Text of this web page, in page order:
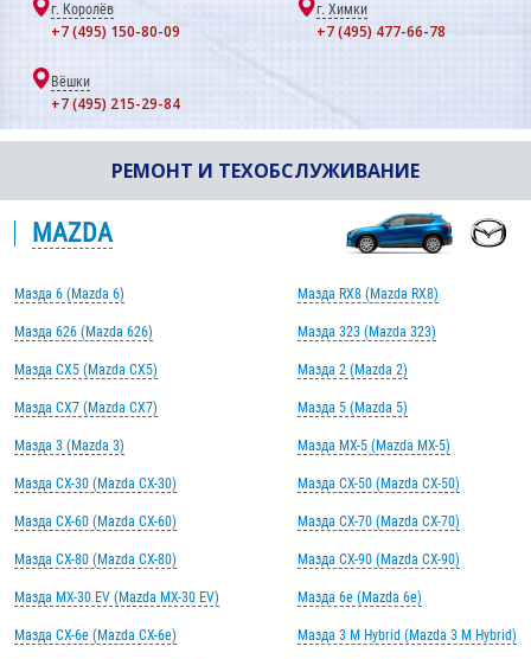
г. Королёв
+7 (495) 150-80-09
г. Химки
+7 (495) 477-66-78
Вёшки
+7 (495) 215-29-84
РЕМОНТ И ТЕХОБСЛУЖИВАНИЕ
MAZDA
Мазда 6 (Mazda 6)
Мазда 626 (Mazda 626)
Мазда CX5 (Mazda CX5)
Мазда CX7 (Mazda CX7)
Мазда 3 (Mazda 3)
Мазда CX-30 (Mazda CX-30)
Мазда CX-60 (Mazda CX-60)
Мазда CX-80 (Mazda CX-80)
Мазда MX-30 EV (Mazda MX-30 EV)
Мазда CX-6e (Mazda CX-6e)
Мазда RX8 (Mazda RX8)
Мазда 323 (Mazda 323)
Мазда 2 (Mazda 2)
Мазда 5 (Mazda 5)
Мазда MX-5 (Mazda MX-5)
Мазда CX-50 (Mazda CX-50)
Мазда CX-70 (Mazda CX-70)
Мазда CX-90 (Mazda CX-90)
Мазда 6e (Mazda 6e)
Мазда 3 M Hybrid (Mazda 3 M Hybrid)